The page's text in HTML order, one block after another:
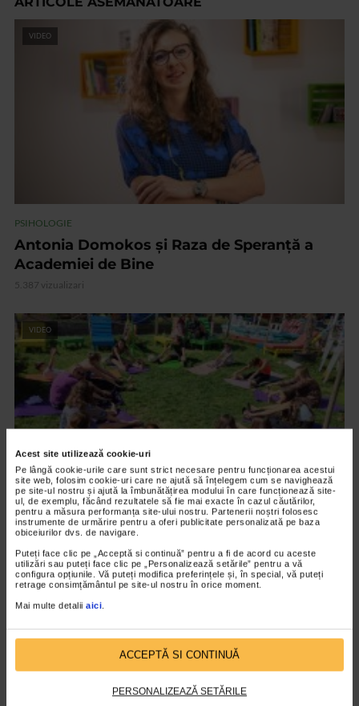
Acest site utilizează cookie-uri
Pe lângă cookie-urile care sunt strict necesare pentru funcționarea acestui
site web, folosim cookie-uri care ne ajută să înțelegem cum se navighează
pe site-ul nostru și ajută la îmbunătățirea modului în care funcționează site-
ul, de exemplu, făcând rezultatele să fie mai exacte în cazul căutărilor,
pentru a măsura performanța site-ului nostru. Partenerii noștri folosesc
instrumente de urmărire pentru a oferi publicitate personalizată pe baza
obiceiurilor dvs. de navigare.
Puteți face clic pe „Acceptă si continuă” pentru a fi de acord cu aceste
utilizări sau puteți face clic pe „Personalizează setările” pentru a vă
configura opțiunile. Vă puteți modifica preferințele și, în special, vă puteți
retrage consimțământul pe site-ul nostru în orice moment.
Mai multe detalii aici.
ACCEPTĂ SI CONTINUĂ
PERSONALIZEAZĂ SETĂRILE
VIDEO
PSIHOLOGIE
Antonia Domokos şi Raza de Speranţă a
Academiei de Bine
5.387 vizualizari
VIDEO
PSIHOLOGIE
Antonia Domokoș – Conectarea dintre corp
si minte
5.918 vizualizari